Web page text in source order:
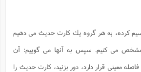
كرده، به هر گروه يك كارت حديث مى دهيم
مى كنيم. سپس به آنها مى گوييم: آن
معينى قرار دارد، دور بزنيد، كارت حديث را